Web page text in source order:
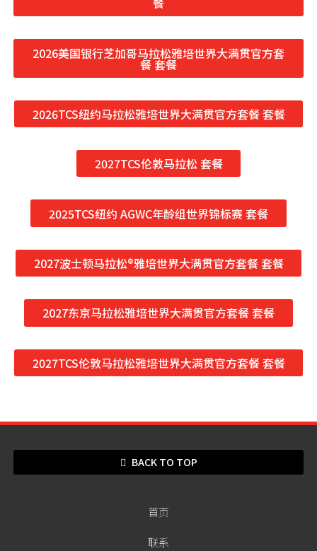
2026美国银行芝加哥马拉松雅培世界大满贯官方套
餐 套餐
2026TCS纽约马拉松雅培世界大满贯官方套餐 套餐
2027TCS伦敦马拉松 套餐
2025TCS纽约 AGWC年龄组世界锦标赛 套餐
2027波士顿马拉松®雅培世界大满贯官方套餐 套餐
2027东京马拉松雅培世界大满贯官方套餐 套餐
2027TCS伦敦马拉松雅培世界大满贯官方套餐 套餐
BACK TO TOP
首页
联系